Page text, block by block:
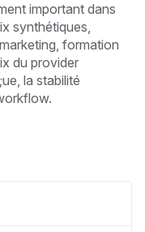
important dans
synthétiques,
formation
du provider
la stabilité